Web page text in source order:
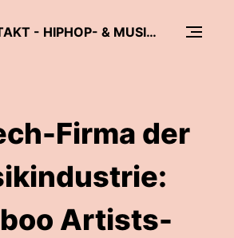
THEMATAKT - HIPHOP- & MUSIKBUSINESS-PODCAST
Firma der
Artists-